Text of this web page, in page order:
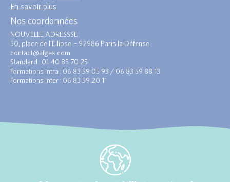
En savoir plus
Nos coordonnées
NOUVELLE ADRESSSE :
50, place de l’Ellipse – 92986 Paris la Défense
contact@afges.com
Standard : 01 40 85 70 25
Formations Intra : 06 83 59 05 93 / 06 83 59 88 13
Formations Inter : 06 83 59 20 11